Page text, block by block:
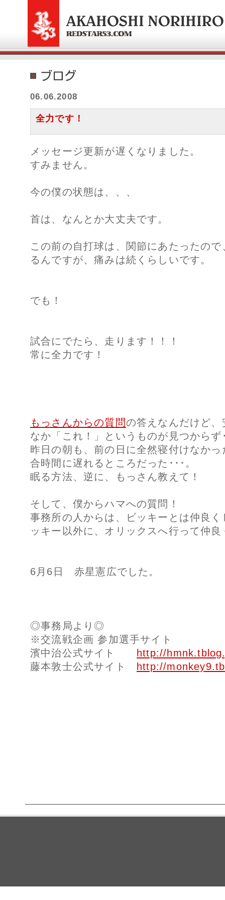
06.06.2008
全力です！
メッセージ更新が遅くなりました。
すみません。
今の僕の状態は、、、
首は、なんとか大丈夫です。
この前の自打球は、関節にあたったの
るんですが、痛みは続くらしいです。
でも！
試合にでたら、走ります！！！
常に全力です！
もっさんからの質問の答えなんだけど
なか「これ！」というものが見つからず
昨日の朝も、前の日に全然寝付けなか
合時間に遅れるところだった･･･。
眠る方法、逆に、もっさん教えて！
そして、僕からハマへの質問！
事務所の人からは、ビッキーとは仲良
ッキー以外に、オリックスへ行って仲
6月6日 赤星憲広でした。
◎事務局より◎
※交流戦企画 参加選手サイト
濱中治公式サイト
http://
藤本敦士公式サイト
http://